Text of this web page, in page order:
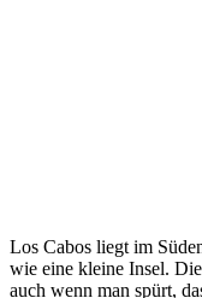
Los Cabos liegt im
wie eine kleine Insel.
auch wenn man spürt,